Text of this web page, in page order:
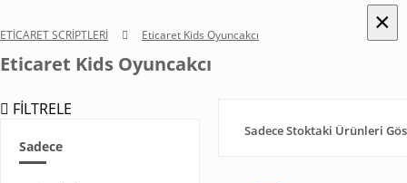
ETİCARET SCRİPTLERİ Eticaret Kids Oyuncakcı
Eticaret Kids Oyuncakcı
FİLTRELE
Sadece
Sadece Stoktaki Ürünleri
×
×